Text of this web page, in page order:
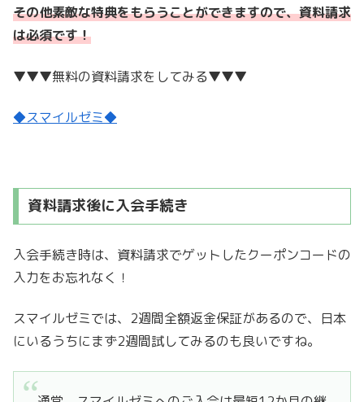
その他素敵な特典をもらうことができますので、資料請求
は必須です！
▼▼▼無料の資料請求をしてみる▼▼▼
◆スマイルゼミ◆
資料請求後に入会手続き
入会手続き時は、資料請求でゲットしたクーポンコードの
入力をお忘れなく！
スマイルゼミでは、2週間全額返金保証があるので、日本
にいるうちにまず2週間試してみるのも良いですね。